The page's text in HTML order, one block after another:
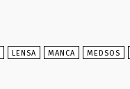
LENSA MANCA MEDSOS